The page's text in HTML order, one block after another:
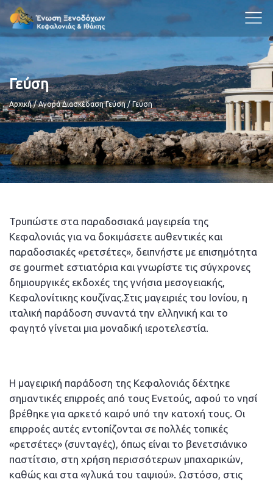
Γεύση
Breadcrumb
Αρχική Αγορά Διασκέδαση Γεύση Γεύση
Τρυπώστε στα παραδοσιακά μαγειρεία της
Κεφαλονιάς για να δοκιμάσετε αυθεντικές και
παραδοσιακές «ρετσέτες», δειπνήστε με επισημότητα
σε gourmet εστιατόρια και γνωρίστε τις σύγχρονες
δημιουργικές εκδοχές της γνήσια μεσογειακής,
Κεφαλονίτικης κουζίνας.Στις μαγειριές του Ιονίου, η
ιταλική παράδοση συναντά την ελληνική και το
φαγητό γίνεται μια μοναδική ιεροτελεστία.
Η μαγειρική παράδοση της Κεφαλονιάς δέχτηκε
σημαντικές επιρροές από τους Ενετούς, αφού το νησί
βρέθηκε για αρκετό καιρό υπό την κατοχή τους. Οι
επιρροές αυτές εντοπίζονται σε πολλές τοπικές
«ρετσέτες» (συνταγές), όπως είναι το βενετσιάνικο
παστίτσιο, στη χρήση περισσότερων μπαχαρικών,
καθώς και στα «γλυκά του ταψιού». Ωστόσο, στις